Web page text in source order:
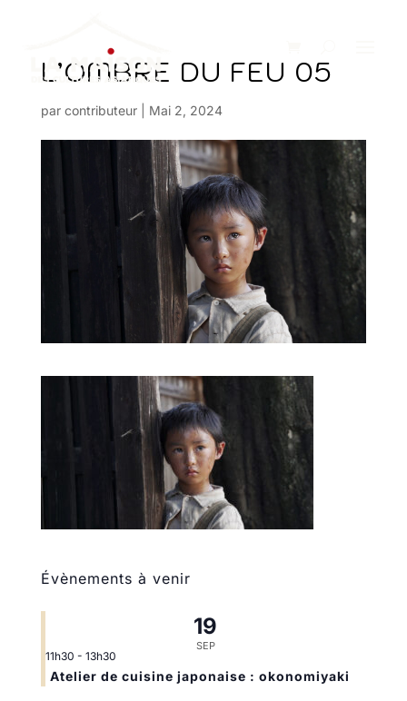
L’OMBRE DU FEU 05
par contributeur| Mai 2, 2024
Évènements à venir
19
SEP
11h30 - 13h30
Atelier de cuisine japonaise : okonomiyaki